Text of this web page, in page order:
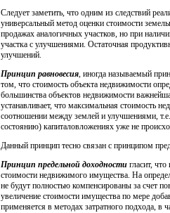
Следует заметить, что одним из следствий
универсальный метод оценки стоимости
продажах аналогичных участков, но при
участка с улучшениями. Остаточная
улучшений.
Принцип равновесия, иногда называемый
том, что стоимость объекта недвижимости
большинства объектов недвижимости
устанавливает, что максимальная стоимость
соотношении между землей и улучшениями,
состоянию) капиталовложениях уже не
Данный принцип тесно связан с принципом
Принцип предельной доходности гласит,
стоимости недвижимого имущества. На
не будут полностью компенсированы за счет
увеличение стоимости имущества по мере
применяется в методах затратного подхода, в